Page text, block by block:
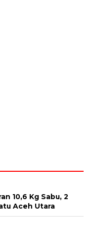
10,6 Kg Sabu, 2
Aceh Utara